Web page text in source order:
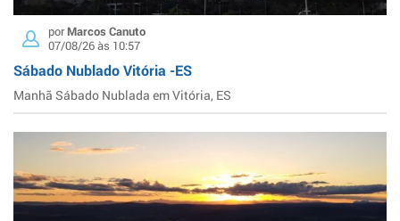
porMarcos Canuto
07/08/26 às 10:57
Sábado Nublado Vitória -ES
Manhã Sábado Nublada em Vitória, ES